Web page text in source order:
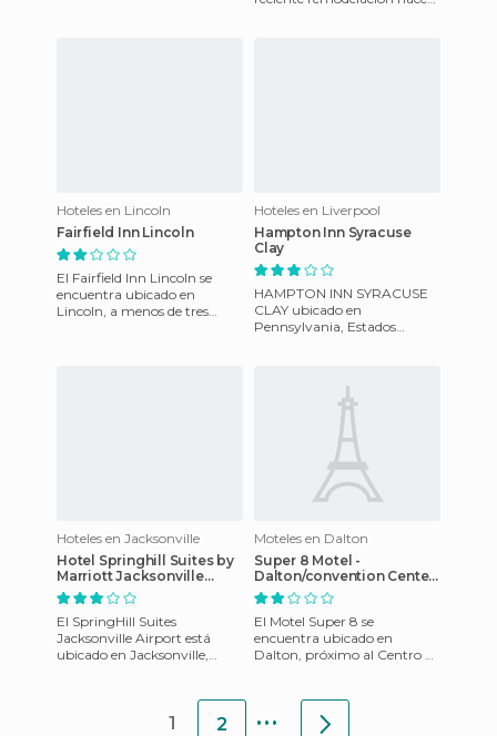
Hoteles en Lincoln
Fairfield Inn Lincoln
El Fairfield Inn Lincoln se
encuentra ubicado en
Lincoln, a menos de tres
Hoteles en Liverpool
Hampton Inn Syracuse
Clay
HAMPTON INN SYRACUSE
CLAY ubicado en
Pennsylvania, Estados
Hoteles en Jacksonville
Hotel Springhill Suites by
Marriott Jacksonville
Airport
El SpringHill Suites
Jacksonville Airport está
ubicado en Jacksonville,
Moteles en Dalton
Super 8 Motel -
Dalton/convention Center
Area
El Motel Super 8 se
encuentra ubicado en
Dalton, próximo al Centro de
de Dalton.
1 2 ...